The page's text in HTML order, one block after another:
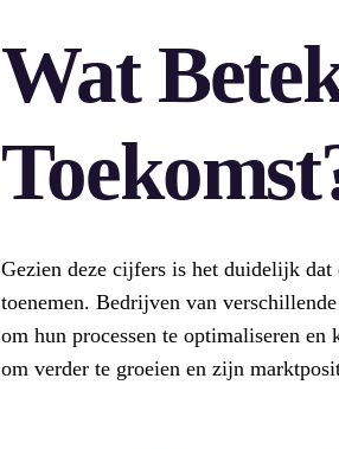
Wat
Gezien deze cijfers is het duidelijk
toenemen. Bedrijven van
om hun processen te optimaliseren
om verder te groeien en zijn